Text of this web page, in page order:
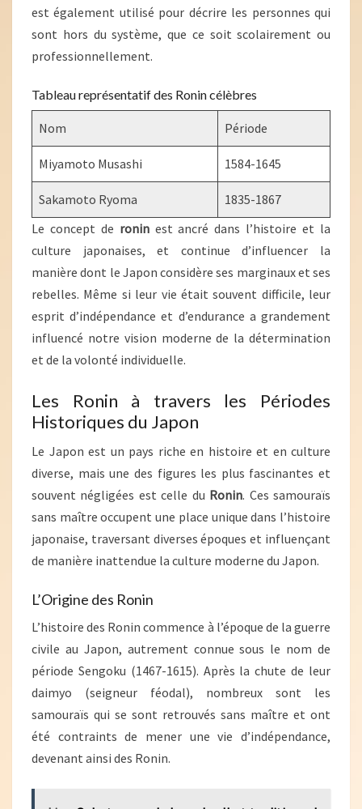
est également utilisé pour décrire les personnes qui
sont hors du système, que ce soit scolairement ou
professionnellement.
Tableau représentatif des Ronin célèbres
Nom Période
Miyamoto Musashi 1584-1645
Sakamoto Ryoma
1835-1867
Le concept de roninest ancré dans l’histoire et la
culture japonaises, et continue d’influencer la
manière dont le Japon considère ses marginaux et ses
rebelles. Même si leur vie était souvent difficile, leur
esprit d’indépendance et d’endurance a grandement
influencé notre vision moderne de la détermination
et de la volonté individuelle.
Les Ronin à travers les Périodes
Historiques du Japon
Le Japon est un pays riche en histoire et en culture
diverse, mais une des figures les plus fascinantes et
souvent négligées est celle du Ronin. Ces samouraïs
sans maître occupent une place unique dans l’histoire
japonaise, traversant diverses époques et influençant
de manière inattendue la culture moderne du Japon.
L’Origine des Ronin
L’histoire des Ronin commence à l’époque de la guerre
civile au Japon, autrement connue sous le nom de
période Sengoku (1467-1615). Après la chute de leur
daimyo (seigneur féodal), nombreux sont les
samouraïs qui se sont retrouvés sans maître et ont
été contraints de mener une vie d’indépendance,
devenant ainsi des Ronin.